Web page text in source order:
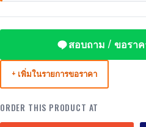
สอบถาม / ขอราค
+ เพิ่มในรายการขอราคา
ORDER THIS PRODUCT AT